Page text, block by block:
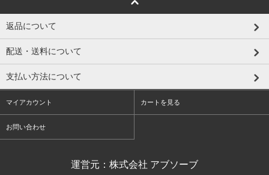
返品について
配送・送料について
支払い方法について
マイアカウント カートを見る
お問い合わせ
運営元：株式会社 アブソーブ